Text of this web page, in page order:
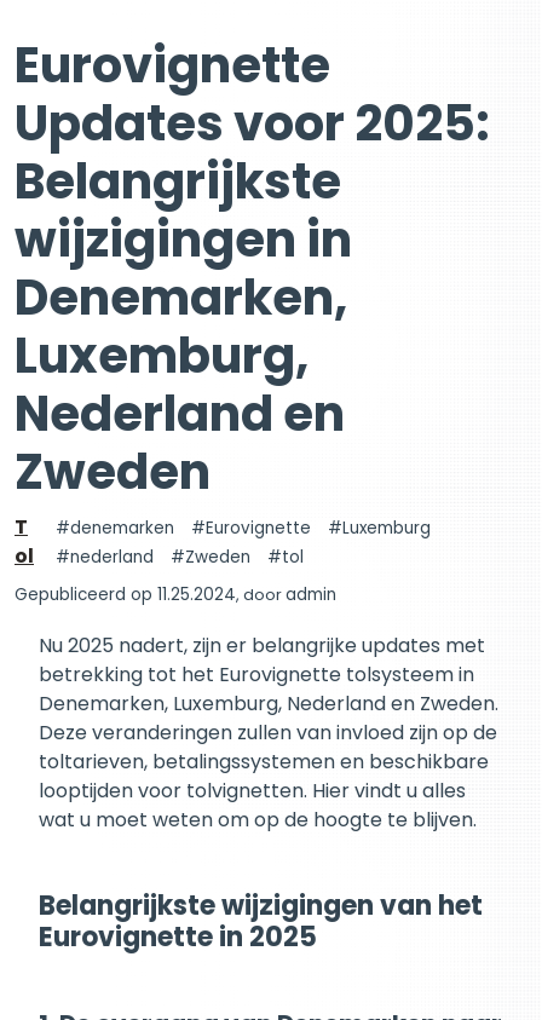
Eurovignette
Updates voor 2025:
Belangrijkste
wijzigingen in
Denemarken,
Luxemburg,
Nederland en
Zweden
T
ol
denemarken Eurovignette
Luxemburg
nederland
Zweden
tol
Gepubliceerd op 11.25.2024, dooradmin
Nu 2025 nadert, zijn er belangrijke updates met
betrekking tot het Eurovignette tolsysteem in
Denemarken, Luxemburg, Nederland en Zweden.
Deze veranderingen zullen van invloed zijn op de
toltarieven, betalingssystemen en beschikbare
looptijden voor tolvignetten. Hier vindt u alles
wat u moet weten om op de hoogte te blijven.
Belangrijkste wijzigingen van het
Eurovignette in 2025